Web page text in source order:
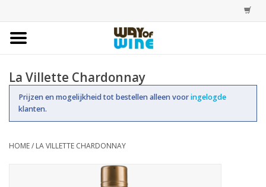
Bestellingen
Assortiment
La Villette Chardonnay
Prijzen en mogelijkheid tot bestellen alleen vooringelogde
klanten.
HOME/ LA VILLETTE CHARDONNAY